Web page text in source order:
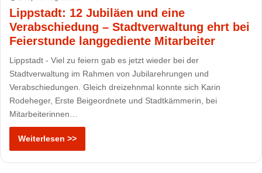
Lippstadt: 12 Jubiläen und eine
Verabschiedung – Stadtverwaltung ehrt bei
Feierstunde langgediente Mitarbeiter
Lippstadt - Viel zu feiern gab es jetzt wieder bei der
Stadtverwaltung im Rahmen von Jubilarehrungen und
Verabschiedungen. Gleich dreizehnmal konnte sich Karin
Rodeheger, Erste Beigeordnete und Stadtkämmerin, bei
Mitarbeiterinnen…
Weiterlesen >>